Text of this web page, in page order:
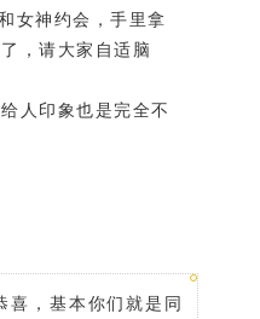
女神约会，手里拿
，请大家自适脑
人印象也是完全不
喜，基本你们就是同